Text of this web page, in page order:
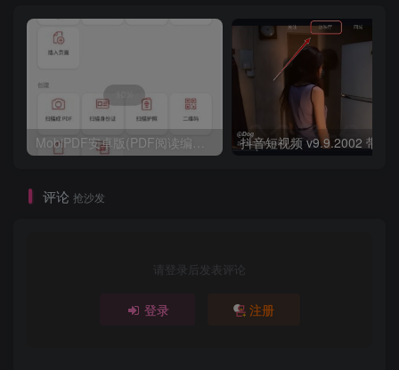
评论 抢沙发
请登录后发表评论
登录 注册